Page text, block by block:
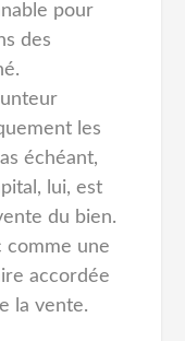
pour
des
les
échéant,
lui, est
du bien.
comme une
accordée
la vente.